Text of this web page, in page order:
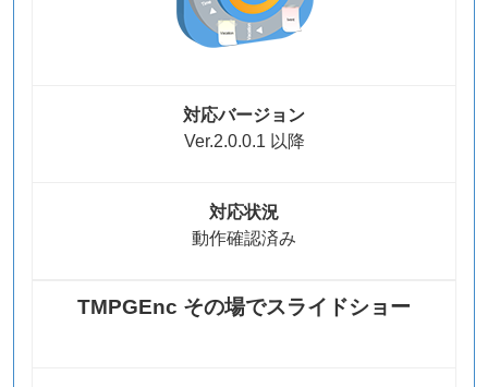
対応バージョン
Ver.2.0.0.1 以降
対応状況
動作確認済み
TMPGEnc その場でスライドショー